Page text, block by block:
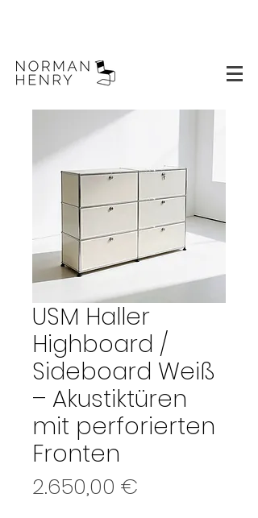
USM Haller
Highboard /
Sideboard Weiß
– Akustiktüren
mit perforierten
Fronten
2.650,00 €